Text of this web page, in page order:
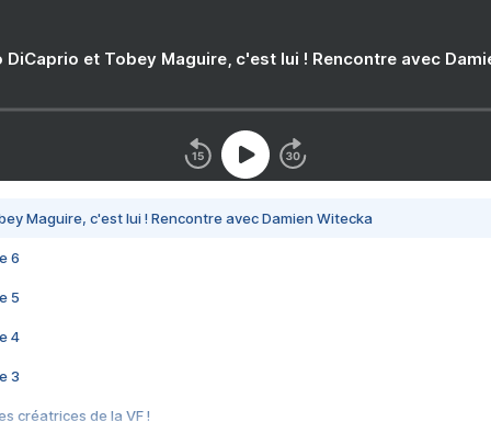
DiCaprio et Tobey Maguire, c'est lui ! Rencontre avec
Maguire, c'est lui ! Rencontre avec Damien Witecka
6
5
4
3
créatrices de la VF !